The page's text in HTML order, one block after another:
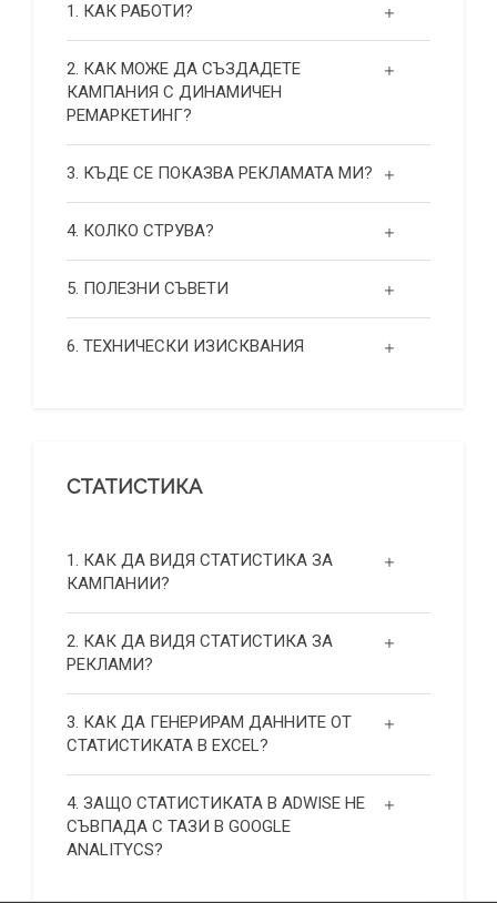
1. КАК РАБОТИ?
2. КАК МОЖЕ ДА СЪЗДАДЕТЕ
КАМПАНИЯ С ДИНАМИЧЕН
РЕМАРКЕТИНГ?
3. КЪДЕ СЕ ПОКАЗВА РЕКЛАМАТА МИ?
4. КОЛКО СТРУВА?
5. ПОЛЕЗНИ СЪВЕТИ
6. ТЕХНИЧЕСКИ ИЗИСКВАНИЯ
СТАТИСТИКА
1. КАК ДА ВИДЯ СТАТИСТИКА ЗА
КАМПАНИИ?
2. КАК ДА ВИДЯ СТАТИСТИКА ЗА
РЕКЛАМИ?
3. КАК ДА ГЕНЕРИРАМ ДАННИТЕ ОТ
СТАТИСТИКАТА В EXCEL?
4. ЗАЩО СТАТИСТИКАТА В ADWISE НЕ
СЪВПАДА С ТАЗИ В GOOGLE
ANALITYCS?